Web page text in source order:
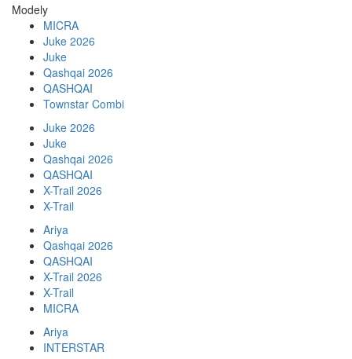
Modely
MICRA
Juke 2026
Juke
Qashqai 2026
QASHQAI
Townstar Combi
Juke 2026
Juke
Qashqai 2026
QASHQAI
X-Trail 2026
X-Trail
Ariya
Qashqai 2026
QASHQAI
X-Trail 2026
X-Trail
MICRA
Ariya
INTERSTAR